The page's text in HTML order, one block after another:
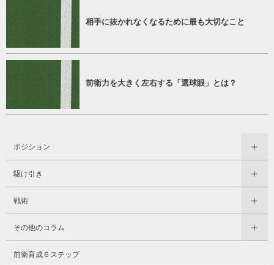
相手に抜かれなくなるために最も大切なこと
前衛力を大きく左右する「選球眼」とは？
ポジション
駆け引き
戦術
その他のコラム
前衛育成６ステップ